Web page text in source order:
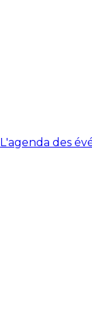
L'agenda des